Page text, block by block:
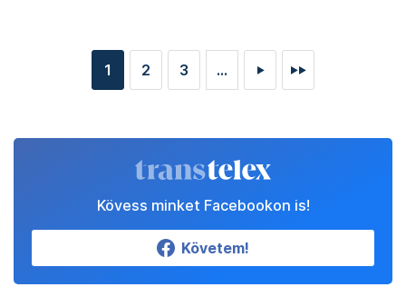
1 2 3 ... ► ►►
Kövess minket Facebookon is!
Követem!